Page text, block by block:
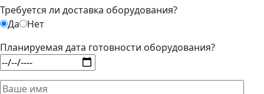
Требуется ли доставка оборудования?
Да
Нет
Планируемая дата готовности оборудования?